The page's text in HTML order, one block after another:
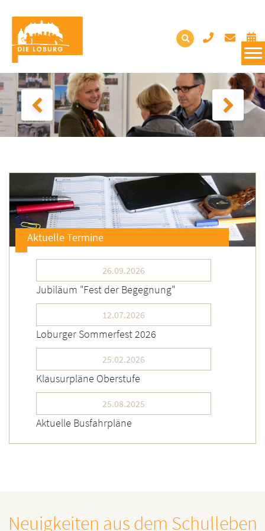
Aktuelle Termine
26.09.2026
Jubiläum "Fest der Begegnung"
12.07.2026
Loburger Sommerfest 2026
25.02.2026
Klausurpläne Oberstufe
25.08.2025
Aktuelle Busfahrpläne
Neuigkeiten aus dem Schulleben